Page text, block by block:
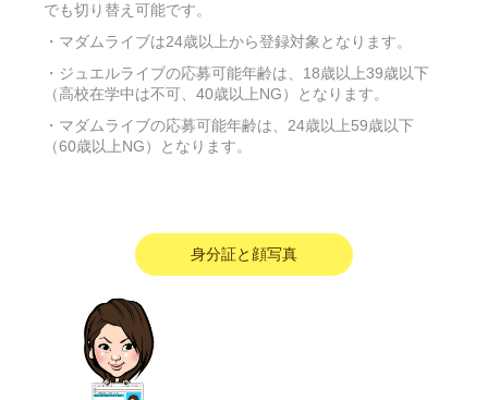
でも切り替え可能です。
・マダムライブは24歳以上から登録対象となります。
・ジュエルライブの応募可能年齢は、18歳以上39歳以下
（高校在学中は不可、40歳以上NG）となります。
・マダムライブの応募可能年齢は、24歳以上59歳以下
（60歳以上NG）となります。
身分証と顔写真